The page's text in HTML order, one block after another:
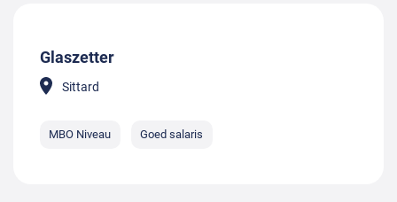
Glaszetter
Sittard
MBO Niveau Goed salaris